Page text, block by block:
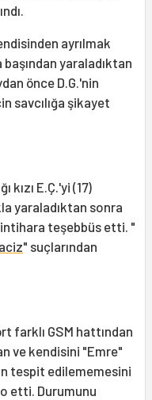
ayrılmak
yaraladıktan
önce D.G.'nin
savcılığa şikayet
kızı E.Ç.'yi (17)
yaraladıktan sonra
teşebbüs etti. "
" suçlarından
farklı GSM hattından
ve kendisini "Emre"
tespit edilememesini
etti. Durumunu